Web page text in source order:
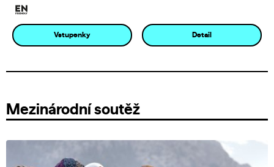
Vstupenky Detail
Mezinárodní soutěž